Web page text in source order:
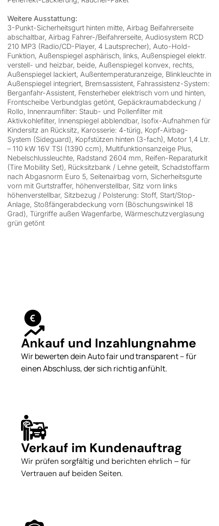
Weitere Ausstattung:
3-Punkt-Sicherheitsgurt hinten mitte, Airbag Beifahrerseite
abschaltbar, Airbag Fahrer-/Beifahrerseite, Audiosystem RCD
210 MP3 (Radio/CD-Player, 4 Lautsprecher), Auto-Hold-
Funktion, Außenspiegel asphärisch, links, Außenspiegel elektr.
verstell- und heizbar, beide, Außenspiegel konvex, rechts,
Außenspiegel lackiert, Außentemperaturanzeige, Blinkleuchte in
Außenspiegel integriert, Bremsassistent, Fahrassistenz-System:
Berganfahr-Assistent, Fensterheber elektrisch vorn und hinten,
Frontscheibe Verbundglas getönt, Gepäckraumabdeckung /
Rollo, Innenraumfilter: Staub- und Pollenfilter mit
Aktivkohlefilter, Innenspiegel abblendbar, Isofix-Aufnahmen für
Kindersitz an Rücksitz, Karosserie: 4-türig, Kopf-Airbag-
System (Sideguard), Kopfstützen hinten (3-fach), Motor 1,4 Ltr.
– 110 kW 16V TSI (1390 ccm), Multifunktionsanzeige Plus,
Nebelschlussleuchte, Radstand 2604 mm, Reifen-Reparaturkit
(Tire Mobility Set), Rücksitzbank / Lehne geteilt, Schadstoffarm
nach Abgasnorm Euro 5, Seitenairbag vorn, Sicherheitsgurte
vorn mit Gurtstraffer, höhenverstellbar, Sitz vorn links
höhenverstellbar, Sitzbezug / Polsterung: Stoff, Start/Stop-
Anlage, Stoßfängerabdeckung vorn (Böschungswinkel 18
Grad), Türgriffe außen Wagenfarbe, Wärmeschutzverglasung
grün getönt
Ankauf und Inzahlungnahme
Wir bewerten dein Auto fair und transparent – für
einen Abschluss, der sich richtig anfühlt.
Verkauf im Kundenauftrag
Wir prüfen sorgfältig und berichten ehrlich – für
Vertrauen auf beiden Seiten.